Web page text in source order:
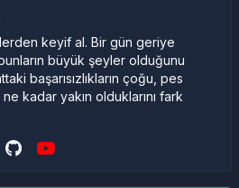
keyif al. Bir gün geriye
büyük şeyler olduğunu
başarısızlıkların çoğu, pes
kadar yakın olduklarını fark